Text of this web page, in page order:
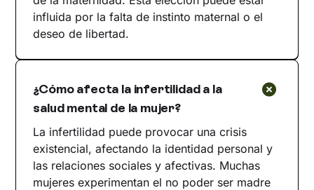
influida por la falta de instinto maternal o el
deseo de libertad.
¿Cómo afecta la infertilidad a la
salud mental de la mujer?
La infertilidad puede provocar una crisis
existencial, afectando la identidad personal y
las relaciones sociales y afectivas. Muchas
mujeres experimentan el no poder ser madre